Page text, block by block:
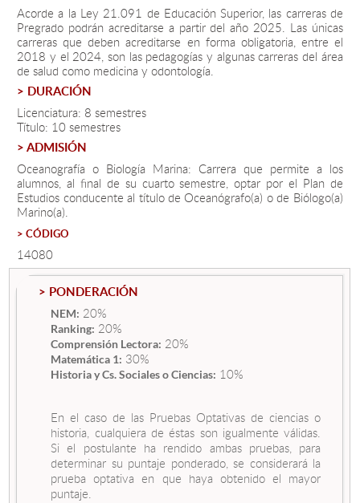
Postgrado
Formación Continua
Estudiantes
Académicos
Funcionarios
Alumni
English
Acorde a la Ley 21.091 de Educación Superior, las carreras de
Pregrado podrán acreditarse a partir del año 2025. Las únicas
carreras que deben acreditarse en forma obligatoria, entre el
2018 y el 2024, son las pedagogías y algunas carreras del área
de salud como medicina y odontología.
> DURACIÓN
Licenciatura: 8 semestres
Título: 10 semestres
> ADMISIÓN
Oceanografía o Biología Marina: Carrera que permite a los
alumnos, al final de su cuarto semestre, optar por el Plan de
Estudios conducente al título de Oceanógrafo(a) o de Biólogo(a)
Marino(a).
> CÓDIGO
14080
> PONDERACIÓN
NEM: 20%
Ranking: 20%
Comprensión Lectora: 20%
Matemática 1: 30%
Historia y Cs. Sociales o Ciencias: 10%
En el caso de las Pruebas Optativas de ciencias o
historia, cualquiera de éstas son igualmente válidas.
Si el postulante ha rendido ambas pruebas, para
determinar su puntaje ponderado, se considerará la
prueba optativa en que haya obtenido el mayor
puntaje.